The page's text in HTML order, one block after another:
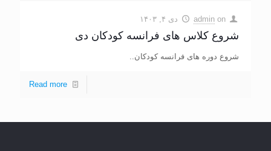
admin on دی ۴, ۱۴۰۳
شروع کلاس های فرانسه کودکان دی
شروع دوره های فرانسه کودکان..
Read more